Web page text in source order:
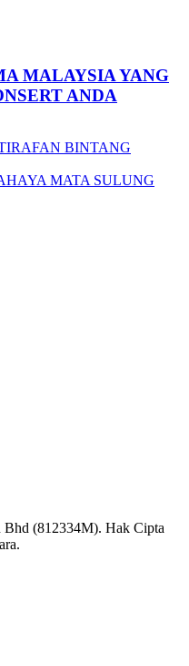
MALAYSIA YANG
ANDA
BINTANG
MATA SULUNG
(812334M). Hak Cipta